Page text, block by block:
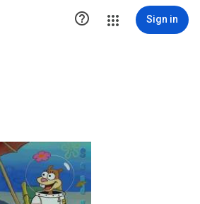
 Sign in